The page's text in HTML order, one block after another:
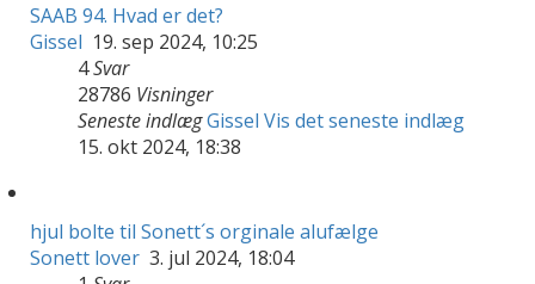
SAAB 94. Hvad er det?
Gissel 19. sep 2024, 10:25
4Svar
28786 Visninger
Seneste indlægGissel Vis det seneste indlæg
15. okt 2024, 18:38
hjul bolte til Sonett´s orginale alufælge
Sonett lover 3. jul 2024, 18:04